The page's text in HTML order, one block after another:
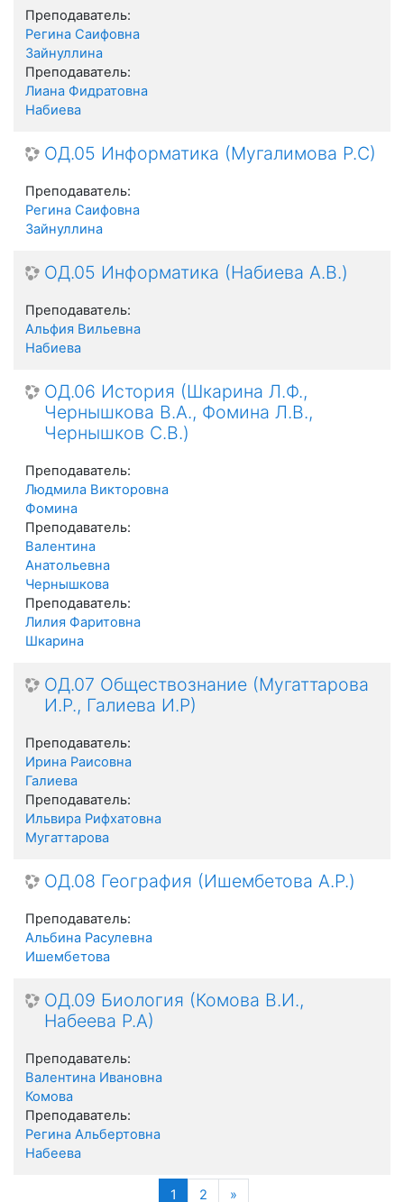
Преподаватель:
Регина Саифовна
Зайнуллина
Преподаватель:
Лиана Фидратовна
Набиева
ОД.05 Информатика (Мугалимова Р.С)
Преподаватель:
Регина Саифовна
Зайнуллина
ОД.05 Информатика (Набиева А.В.)
Преподаватель:
Альфия Вильевна
Набиева
ОД.06 История (Шкарина Л.Ф.,
Чернышкова В.А., Фомина Л.В.,
Чернышков С.В.)
Преподаватель:
Людмила Викторовна
Фомина
Преподаватель:
Валентина
Анатольевна
Чернышкова
Преподаватель:
Лилия Фаритовна
Шкарина
ОД.07 Обществознание (Мугаттарова
И.Р., Галиева И.Р)
Преподаватель:
Ирина Раисовна
Галиева
Преподаватель:
Ильвира Рифхатовна
Мугаттарова
ОД.08 География (Ишембетова А.Р.)
Преподаватель:
Альбина Расулевна
Ишембетова
ОД.09 Биология (Комова В.И.,
Набеева Р.А)
Преподаватель:
Валентина Ивановна
Комова
Преподаватель:
Регина Альбертовна
Набеева
1 (текущая)
2 »Далее